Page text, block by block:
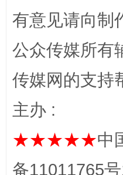
这是一记警钟
有意见请向制
公众传媒所有
传媒网的支持
主办 :
★★★★★中
备11011765